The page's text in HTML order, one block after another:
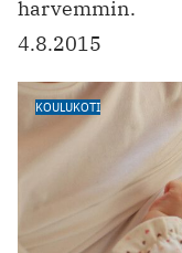
harvemmin.
4.8.2015
KOULUKOTI